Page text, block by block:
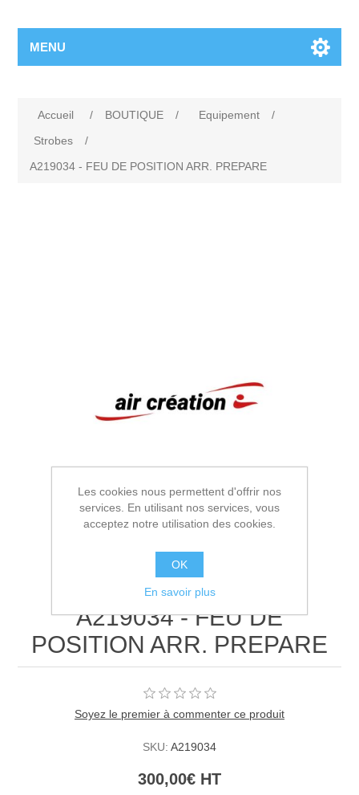
MENU
Accueil / BOUTIQUE / Equipement
/
Strobes
/
A219034 - FEU DE POSITION ARR. PREPARE
A219034 - FEU DE
POSITION ARR. PREPARE
Soyez le premier à commenter ce produit
SKU: A219034
300,00€ HT
Les cookies nous permettent d'offrir nos
services. En utilisant nos services, vous
acceptez notre utilisation des cookies.
OK
En savoir plus